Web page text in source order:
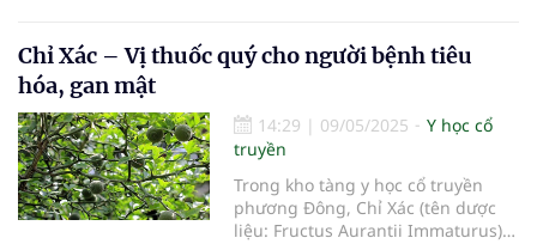
Chỉ Xác – Vị thuốc quý cho người bệnh tiêu
hóa, gan mật
14:29 | 09/05/2025
Y học cổ
truyền
Trong kho tàng y học cổ truyền
phương Đông, Chỉ Xác (tên dược
liệu: Fructus Aurantii Immaturus)